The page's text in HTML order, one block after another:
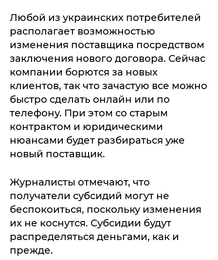
Любой из украинских потребителей
располагает возможностью
изменения поставщика посредством
заключения нового договора. Сейчас
компании борются за новых
клиентов, так что зачастую все можно
быстро сделать онлайн или по
телефону. При этом со старым
контрактом и юридическими
нюансами будет разбираться уже
новый поставщик.
Журналисты отмечают, что
получатели субсидий могут не
беспокоиться, поскольку изменения
их не коснутся. Субсидии будут
распределяться деньгами, как и
прежде.